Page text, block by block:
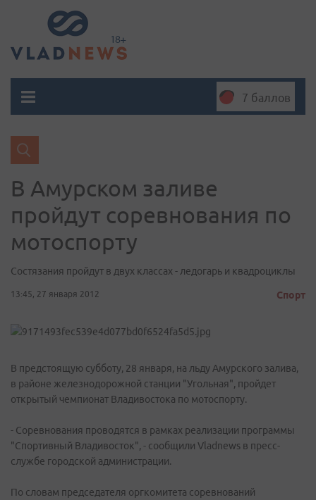
7 баллов
В Амурском заливе
пройдут соревнования по
мотоспорту
Cостязания пройдут в двух классах - ледогарь и квадроциклы
13:45, 27 января 2012 Спорт
В предстоящую субботу, 28 января, на льду Амурского залива,
в районе железнодорожной станции "Угольная", пройдет
открытый чемпионат Владивостока по мотоспорту.
- Соревнования проводятся в рамках реализации программы
"Спортивный Владивосток", - сообщили Vladnews в пресс-
службе городской администрации.
По словам председателя оргкомитета соревнований